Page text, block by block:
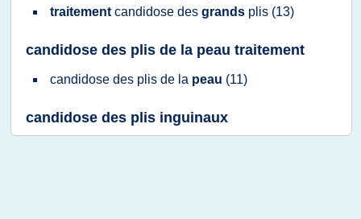
traitement candidose des grands plis (13)
candidose des plis de la peau traitement
candidose des plis de la peau (11)
candidose des plis inguinaux